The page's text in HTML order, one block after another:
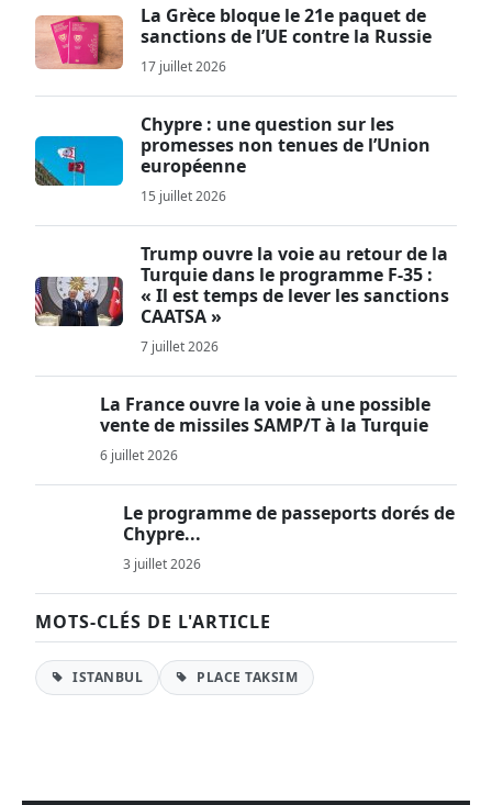
La Grèce bloque le 21e paquet de
sanctions de l’UE contre la Russie
17 juillet 2026
Chypre : une question sur les
promesses non tenues de l’Union
européenne
15 juillet 2026
Trump ouvre la voie au retour de la
Turquie dans le programme F-35 :
« Il est temps de lever les sanctions
CAATSA »
7 juillet 2026
La France ouvre la voie à une possible
vente de missiles SAMP/T à la Turquie
6 juillet 2026
Le programme de passeports dorés de
Chypre...
3 juillet 2026
MOTS-CLÉS DE L'ARTICLE
ISTANBUL PLACE TAKSIM